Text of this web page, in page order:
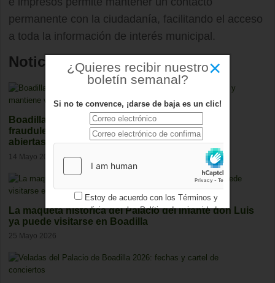
permanente con la ciudadanía, facilitando el acceso
a toda la información de interés municipal.
Noticias relacionadas
Boadilla detecta 25 casos de empadronamiento
fraudulento y mantiene varias investigaciones
abiertas
14 Mayo 2026
La maqueta histórica del Palacio del Infante don Luis
ya puede visitarse en Boadilla
25 Mayo 2026
×
¿Quieres recibir nuestro
boletín semanal?
Si no te convence, ¡darse de baja es un clic!
Estoy de acuerdo con los Términos y
condicionesy losPolítica de privacidad